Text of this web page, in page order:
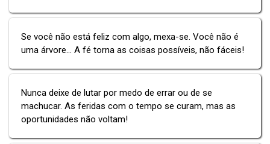
Se você não está feliz com algo, mexa-se. Você não é
uma árvore... A fé torna as coisas possíveis, não fáceis!
Nunca deixe de lutar por medo de errar ou de se
machucar. As feridas com o tempo se curam, mas as
oportunidades não voltam!